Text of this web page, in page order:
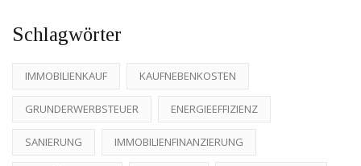
Schlagwörter
IMMOBILIENKAUF KAUFNEBENKOSTEN
GRUNDERWERBSTEUER ENERGIEEFFIZIENZ
SANIERUNG IMMOBILIENFINANZIERUNG